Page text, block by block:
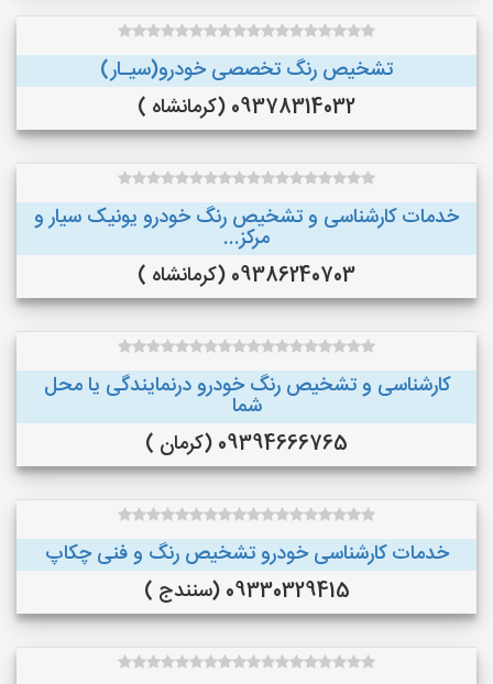
تشخیص رنگ تخصصی خودرو(سیـار)
09378314032 (کرمانشاه )
خدمات کارشناسی و تشخیص رنگ خودرو یونیک سیار و
مرکز...
09386240703 (کرمانشاه )
کارشناسی و تشخیص رنگ خودرو درنمایندگی یا محل
شما
09394666765 (کرمان )
خدمات کارشناسی خودرو تشخیص رنگ و فنی چکاپ
09330329415 (سنندج )